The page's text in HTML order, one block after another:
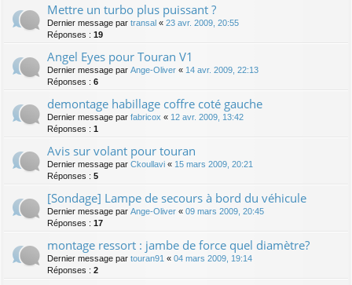
Mettre un turbo plus puissant ?
Dernier message par transal « 23 avr. 2009, 20:55
Réponses : 19
Angel Eyes pour Touran V1
Dernier message par Ange-Oliver « 14 avr. 2009, 22:13
Réponses : 6
demontage habillage coffre coté gauche
Dernier message par fabricox « 12 avr. 2009, 13:42
Réponses : 1
Avis sur volant pour touran
Dernier message par Ckoullavi « 15 mars 2009, 20:21
Réponses : 5
[Sondage] Lampe de secours à bord du véhicule
Dernier message par Ange-Oliver « 09 mars 2009, 20:45
Réponses : 17
montage ressort : jambe de force quel diamètre?
Dernier message par touran91 « 04 mars 2009, 19:14
Réponses : 2